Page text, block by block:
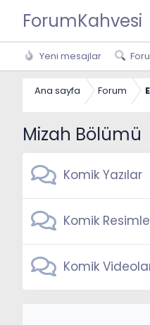
ForumKahvesi
Yeni mesajlar
Ana sayfa Forum
Mizah Bölümü
Komik Yazılar
Komik
Komik